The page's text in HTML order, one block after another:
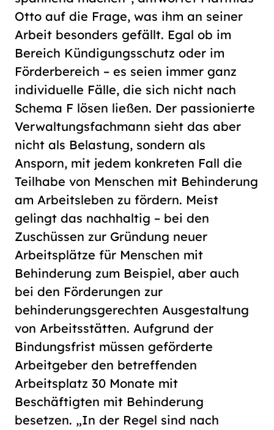
Otto auf die Frage, was ihm an seiner
Arbeit besonders gefällt. Egal ob im
Bereich Kündigungsschutz oder im
Förderbereich – es seien immer ganz
individuelle Fälle, die sich nicht nach
Schema F lösen ließen. Der passionierte
Verwaltungsfachmann sieht das aber
nicht als Belastung, sondern als
Ansporn, mit jedem konkreten Fall die
Teilhabe von Menschen mit Behinderung
am Arbeitsleben zu fördern. Meist
gelingt das nachhaltig – bei den
Zuschüssen zur Gründung neuer
Arbeitsplätze für Menschen mit
Behinderung zum Beispiel, aber auch
bei den Förderungen zur
behinderungsgerechten Ausgestaltung
von Arbeitsstätten. Aufgrund der
Bindungsfrist müssen geförderte
Arbeitgeber den betreffenden
Arbeitsplatz 30 Monate mit
Beschäftigten mit Behinderung
besetzen. „In der Regel sind nach